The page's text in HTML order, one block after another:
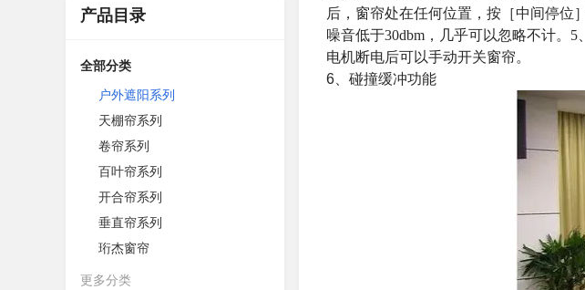
产品目录
全部分类
户外遮阳系列
天棚帘系列
卷帘系列
百叶帘系列
开合帘系列
垂直帘系列
珩杰窗帘
更多分类
后，窗帘处在任何位置，按［中间停位
噪音低于30dbm ，几乎可以忽略不计。 5
电机断电后可以手动开关窗帘。
6 、碰撞缓冲功能